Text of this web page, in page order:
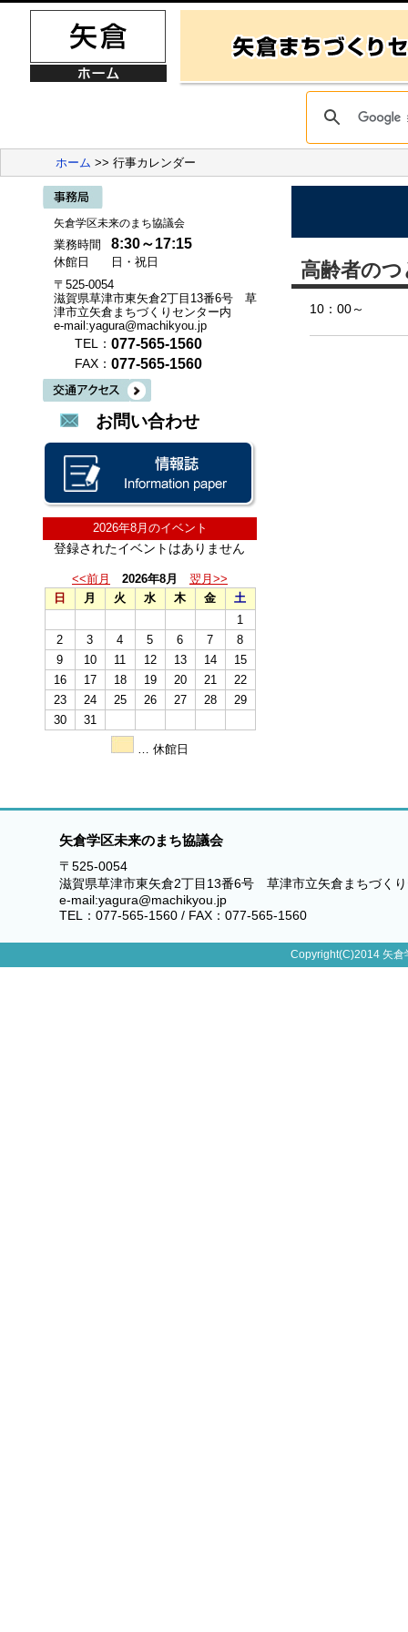
ホーム >> 行事カレンダー
矢倉学区未来のまち協議会
業務時間 8:30～17:15
休館日
日・祝日
〒525-0054
滋賀県草津市東矢倉2丁目13番6号 草
津市立矢倉まちづくりセンター内
e-mail:yagura@machikyou.jp
TEL： 077-565-1560
FAX： 077-565-1560
お問い合わせ
2026年8月のイベント
登録されたイベントはありません
<<前月 2026年8月
翌月>>
日
月 火 水 木 金
土
1
2
3 4 5 6 7
8
9
10 11 12 13 14
15
16
17 18 19 20 21
22
23
24 25 26 27 28
29
30
31
… 休館日
高齢者の
10：00～
矢倉学区未来のまち協議会
〒525-0054
滋賀県草津市東矢倉2丁目13番6号 草津市立矢倉まちづく
e-mail:yagura@machikyou.jp
TEL：077-565-1560 / FAX：077-565-1560
Copyright(C)2014 矢倉